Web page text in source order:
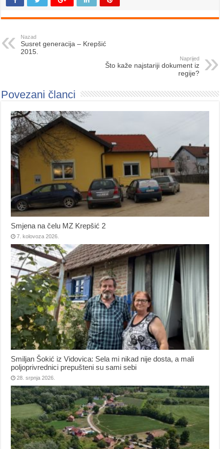
Nazad
Susret generacija – Krepšić
2015.
Naprijed
Što kaže najstariji dokument iz
regije?
Povezani članci
Smjena na čelu MZ Krepšić 2
7. kolovoza 2026.
Smiljan Šokić iz Vidovica: Sela mi nikad nije dosta, a mali
poljoprivrednici prepušteni su sami sebi
28. srpnja 2026.